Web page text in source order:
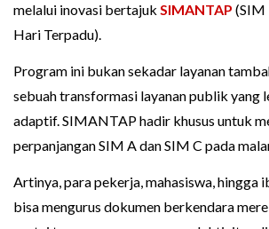
melalui inovasi bertajuk SIMANTAP (SIM
Hari Terpadu).
Program ini bukan sekadar layanan
sebuah transformasi layanan publik yang
adaptif. SIMANTAP hadir khusus untuk
perpanjangan SIM A dan SIM C pada
Artinya, para pekerja, mahasiswa, hingga
bisa mengurus dokumen berkendara